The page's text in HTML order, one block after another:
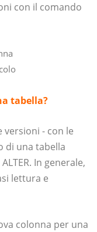
con il comando
tabella?
- con le
di una tabella
In generale,
lettura e
colonna per una